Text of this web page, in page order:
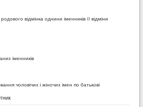
відмінка однини іменників II відміни
іменників
чоловічих і жіночих імен по батькові